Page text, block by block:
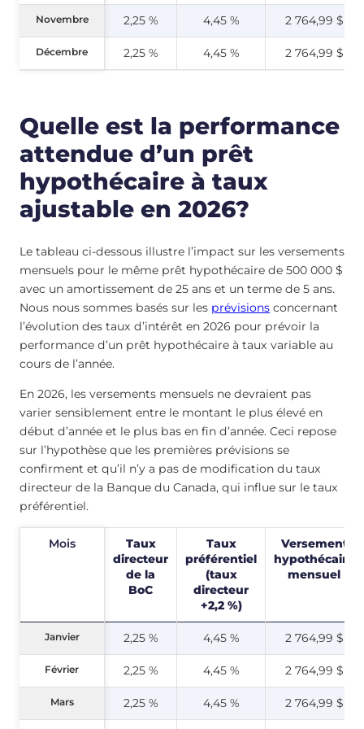
Novembre 2,25 % 4,45 % 2 764,99 $
Décembre 2,25 % 4,45 % 2 764,99 $
Novembre
Décembre
Quelle est la performance
attendue d’un prêt
hypothécaire à taux
ajustable en 2026?
Le tableau ci-dessous illustre l’impact sur les versements
mensuels pour le même prêt hypothécaire de 500 000 $
avec un amortissement de 25 ans et un terme de 5 ans.
Nous nous sommes basés sur les prévisions concernant
l’évolution des taux d’intérêt en 2026 pour prévoir la
performance d’un prêt hypothécaire à taux variable au
cours de l’année.
En 2026, les versements mensuels ne devraient pas
varier sensiblement entre le montant le plus élevé en
début d’année et le plus bas en fin d’année. Ceci repose
sur l’hypothèse que les premières prévisions se
confirment et qu’il n’y a pas de modification du taux
directeur de la Banque du Canada, qui influe sur le taux
préférentiel.
Mois
Taux
directeur
de la
BoC
Taux
préférentiel
(taux
directeur
+2,2 %)
Versement
hypothécaire
mensuel
Janvier 2,25 % 4,45 % 2 764,99 $
Février 2,25 % 4,45 % 2 764,99 $
Mars 2,25 % 4,45 % 2 764,99 $
Mois
Janvier
Février
Mars